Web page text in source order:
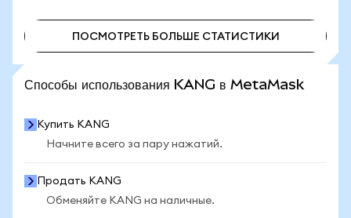
ПОСМОТРЕТЬ БОЛЬШЕ СТАТИСТИКИ
Способы использования KANG в MetaMask
Купить KANG
Начните всего за пару нажатий.
Продать KANG
Обменяйте KANG на наличные.